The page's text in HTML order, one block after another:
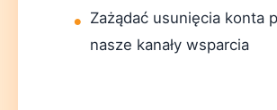
Zażądać usunięcia konta
nasze kanały wsparcia